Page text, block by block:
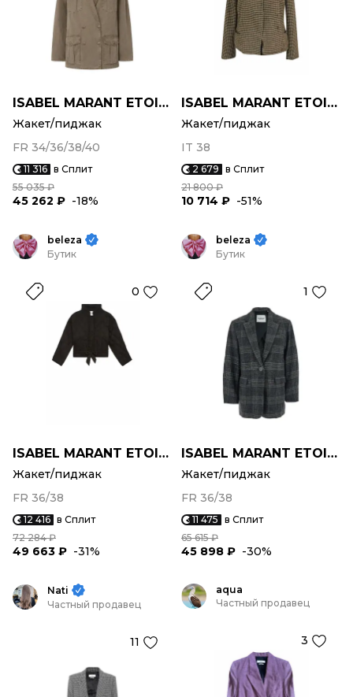
ISABEL MARANT ETOILE
Жакет/пиджак
FR 34/36/38/40
11 316 в Сплит
55 035 ₽
45 262 ₽ -18%
ISABEL MARANT ETOILE
Жакет/пиджак
IT 38
2 679 в Сплит
21 800 ₽
10 714 ₽ -51%
beleza
Бутик
0
ISABEL MARANT ETOILE
Жакет/пиджак
FR 36/38
12 416 в Сплит
72 284 ₽
49 663 ₽ -31%
beleza
Бутик
1
ISABEL MARANT ETOILE
Жакет/пиджак
FR 36/38
11 475 в Сплит
65 615 ₽
45 898 ₽ -30%
Nati
Частный продавец
11
aqua
Частный продавец
3